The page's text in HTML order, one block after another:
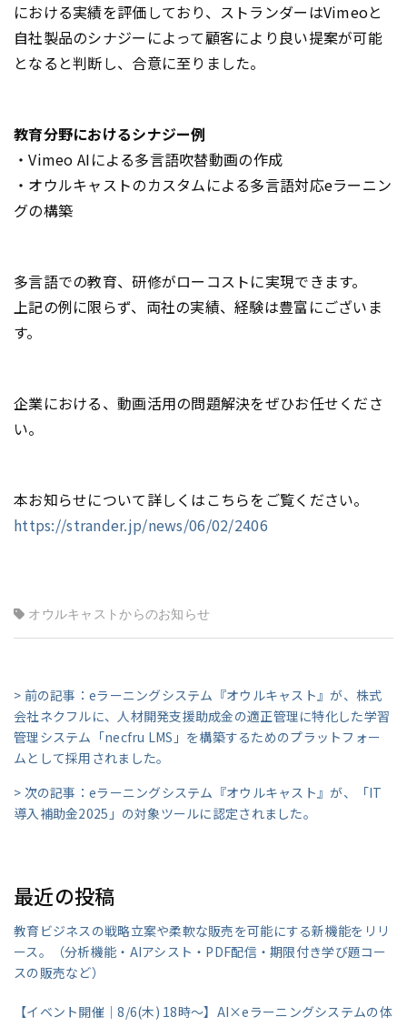
における実績を評価しており、ストランダーはVimeoと
自社製品のシナジーによって顧客により良い提案が可能
となると判断し、合意に至りました。
教育分野におけるシナジー例
・Vimeo AIによる多言語吹替動画の作成
・オウルキャストのカスタムによる多言語対応eラーニン
グの構築
多言語での教育、研修がローコストに実現できます。
上記の例に限らず、両社の実績、経験は豊富にございま
す。
企業における、動画活用の問題解決をぜひお任せくださ
い。
本お知らせについて詳しくはこちらをご覧ください。
https://strander.jp/news/06/02/2406
オウルキャストからのお知らせ
> 前の記事：eラーニングシステム『オウルキャスト』が、株式
会社ネクフルに、人材開発支援助成金の適正管理に特化した学習
管理システム「necfru LMS」を構築するためのプラットフォー
ムとして採用されました。
> 次の記事：eラーニングシステム『オウルキャスト』が、「IT
導入補助金2025」の対象ツールに認定されました。
最近の投稿
教育ビジネスの戦略立案や柔軟な販売を可能にする新機能をリリ
ース。（分析機能・AIアシスト・PDF配信・期限付き学び題コー
スの販売など）
【イベント開催｜8/6(木) 18時～】AI×eラーニングシステムの体